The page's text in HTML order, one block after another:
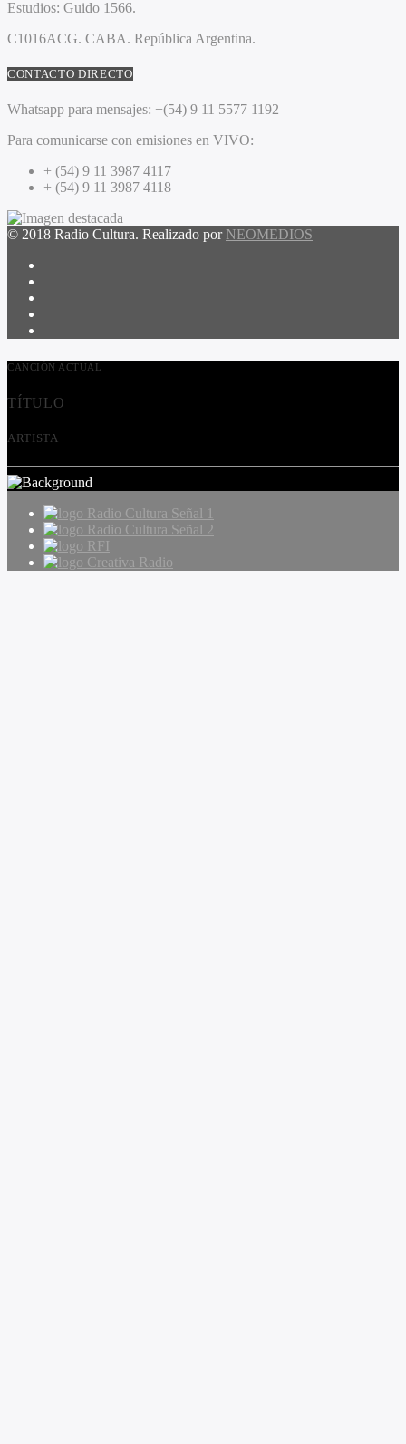
Estudios: Guido 1566.
C1016ACG. CABA. República Argentina.
CONTACTO DIRECTO
Whatsapp para mensajes: +(54) 9 11 5577 1192
Para comunicarse con emisiones en VIVO:
+ (54) 9 11 3987 4117
+ (54) 9 11 3987 4118
© 2018 Radio Cultura. Realizado por NEOMEDIOS
CANCIÓN ACTUAL
TÍTULO
ARTISTA
Radio Cultura Señal 1
Radio Cultura Señal 2
RFI
Creativa Radio